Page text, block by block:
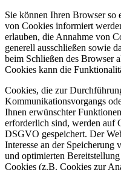
Sie können Ihren Browser so
von Cookies informiert
erlauben, die Annahme von
generell ausschließen sowie
beim Schließen des Browser
Cookies kann die
Cookies, die zur
Kommunikationsvorgangs
Ihnen erwünschter
erforderlich sind, werden auf
DSGVO gespeichert. Der
Interesse an der Speicherung
und optimierten
Cookies (z.B. Cookies zur